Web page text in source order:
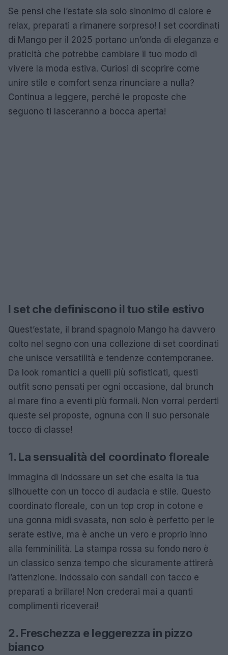
Se pensi che l’estate sia solo sinonimo di calore e
relax, preparati a rimanere sorpreso! I set coordinati
di Mango per il 2025 portano un’onda di eleganza e
praticità che potrebbe cambiare il tuo modo di
vivere la moda estiva. Curiosi di scoprire come
unire stile e comfort senza rinunciare a nulla?
Continua a leggere, perché le proposte che
seguono ti lasceranno a bocca aperta!
I set che definiscono il tuo stile estivo
Quest’estate, il brand spagnolo Mango ha davvero
colto nel segno con una collezione di set coordinati
che unisce versatilità e tendenze contemporanee.
Da look romantici a quelli più sofisticati, questi
outfit sono pensati per ogni occasione, dal brunch
al mare fino a eventi più formali. Non vorrai perderti
queste sei proposte, ognuna con il suo personale
tocco di classe!
1. La sensualità del coordinato floreale
Immagina di indossare un set che esalta la tua
silhouette con un tocco di audacia e stile. Questo
coordinato floreale, con un top crop in cotone e
una gonna midi svasata, non solo è perfetto per le
serate estive, ma è anche un vero e proprio inno
alla femminilità. La stampa rossa su fondo nero è
un classico senza tempo che sicuramente attirerà
l’attenzione. Indossalo con sandali con tacco e
preparati a brillare! Non crederai mai a quanti
complimenti riceverai!
2. Freschezza e leggerezza in pizzo
bianco